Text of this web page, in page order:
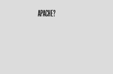
APACHE?